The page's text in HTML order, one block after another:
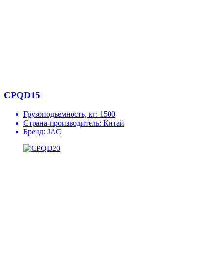
CPQD15
Грузоподъемность, кг: 1500
Страна-производитель: Китай
Бренд: JAC